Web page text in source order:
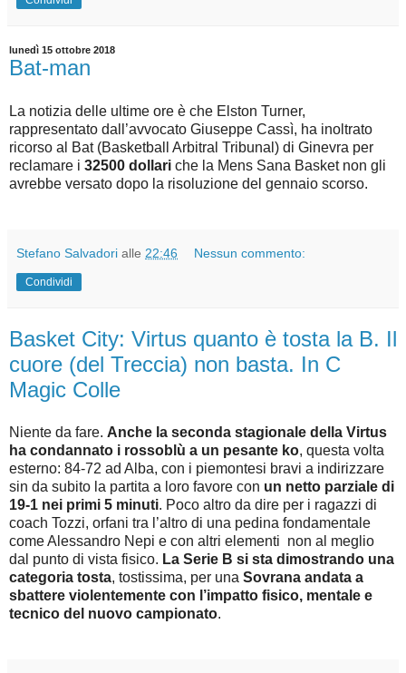
lunedì 15 ottobre 2018
Bat-man
La notizia delle ultime ore è che Elston Turner,
rappresentato dall’avvocato Giuseppe Cassì, ha inoltrato
ricorso al Bat (Basketball Arbitral Tribunal) di Ginevra per
reclamare i 32500 dollari che la Mens Sana Basket non gli
avrebbe versato dopo la risoluzione del gennaio scorso.
Stefano Salvadori alle 22:46 Nessun commento:
Condividi
Basket City: Virtus quanto è tosta la B. Il
cuore (del Treccia) non basta. In C
Magic Colle
Niente da fare. Anche la seconda stagionale della Virtus
ha condannato i rossoblù a un pesante ko, questa volta
esterno: 84-72 ad Alba, con i piemontesi bravi a indirizzare
sin da subito la partita a loro favore con un netto parziale di
19-1 nei primi 5 minuti. Poco altro da dire per i ragazzi di
coach Tozzi, orfani tra l’altro di una pedina fondamentale
come Alessandro Nepi e con altri elementi non al meglio
dal punto di vista fisico. La Serie B si sta dimostrando una
categoria tosta, tostissima, per una Sovrana andata a
sbattere violentemente con l’impatto fisico, mentale e
tecnico del nuovo campionato.